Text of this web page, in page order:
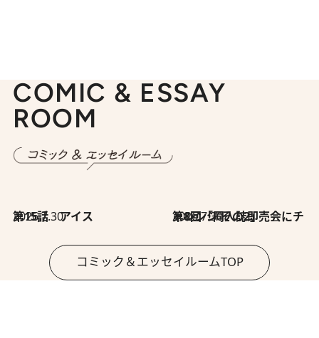
COMIC & ESSAY
ROOM
2026.7.30
第15話 アイス 2026.7.30
第8回「同人誌即売会にチャレンジ その2」
コミック＆エッセイルームTOP